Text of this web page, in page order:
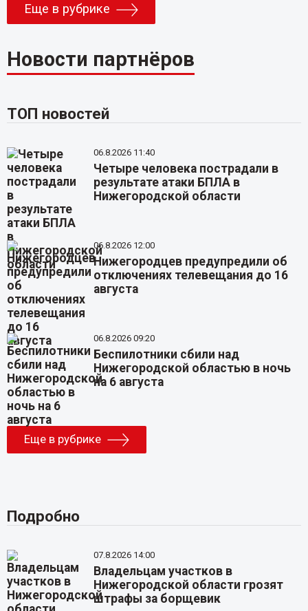
Еще в рубрике
Новости партнёров
ТОП новостей
06.8.2026 11:40
Четыре человека пострадали в
результате атаки БПЛА в
Нижегородской области
06.8.2026 12:00
Нижегородцев предупредили об
отключениях телевещания до 16
августа
06.8.2026 09:20
Беспилотники сбили над
Нижегородской областью в ночь
на 6 августа
Еще в рубрике
Подробно
07.8.2026 14:00
Владельцам участков в
Нижегородской области грозят
штрафы за борщевик